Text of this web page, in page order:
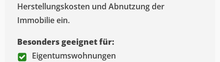
Herstellungskosten und Abnutzung der
Immobilie ein.
Besonders geeignet für:
Eigentumswohnungen